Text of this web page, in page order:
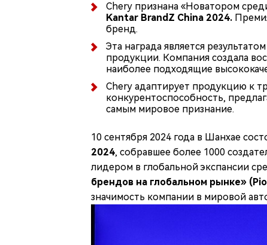
Chery признана «Новатором
Kantar BrandZ China 2024.
бренд.
Эта награда является
продукции. Компания создала
наиболее подходящие
Chery адаптирует продукцию к
конкурентоспособность,
самым мировое признание.
10 сентября 2024 года в Шанхае
2024, собравшее более 1000
лидером в глобальной экспансии
брендов на глобальном рынке»
значимость компании в мировой